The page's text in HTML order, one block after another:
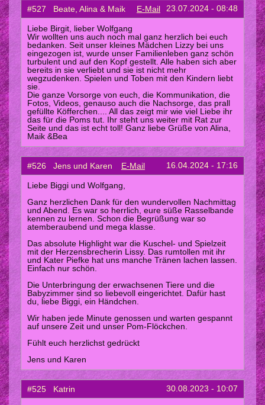
#527 Beate, Alina & Maik E-Mail 23.07.2024 - 08:48
Liebe Birgit, lieber Wolfgang
Wir wollten uns auch noch mal ganz herzlich bei euch
bedanken. Seit unser kleines Mädchen Lizzy bei uns
eingezogen ist, wurde unser Familienleben ganz schön
turbulent und auf den Kopf gestellt. Alle haben sich aber
bereits in sie verliebt und sie ist nicht mehr
wegzudenken. Spielen und Toben mit den Kindern liebt
sie.
Die ganze Vorsorge von euch, die Kommunikation, die
Fotos, Videos, genauso auch die Nachsorge, das prall
gefüllte Köfferchen.... All das zeigt mir wie viel Liebe ihr
das für die Poms tut. Ihr steht uns weiter mit Rat zur
Seite und das ist echt toll! Ganz liebe Grüße von Alina,
Maik &Bea
#526 Jens und Karen E-Mail 16.04.2024 - 17:16
Liebe Biggi und Wolfgang,
Ganz herzlichen Dank für den wundervollen Nachmittag
und Abend. Es war so herrlich, eure süße Rasselbande
kennen zu lernen. Schon die Begrüßung war so
atemberaubend und mega klasse.
Das absolute Highlight war die Kuschel- und Spielzeit
mit der Herzensbrecherin Lissy. Das rumtollen mit ihr
und Kater Piefke hat uns manche Tränen lachen lassen.
Einfach nur schön.
Die Unterbringung der erwachsenen Tiere und die
Babyzimmer sind so liebevoll eingerichtet. Dafür hast
du, liebe Biggi, ein Händchen.
Wir haben jede Minute genossen und warten gespannt
auf unsere Zeit und unser Pom-Flöckchen.
Fühlt euch herzlichst gedrückt
Jens und Karen
#525 Katrin 30.08.2023 - 10:07